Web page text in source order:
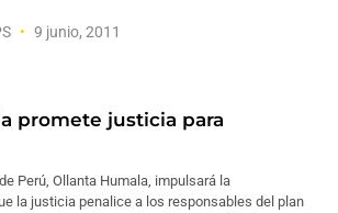
9 junio, 2011
promete justicia para
Perú, Ollanta Humala, impulsará la
la justicia penalice a los responsables del plan